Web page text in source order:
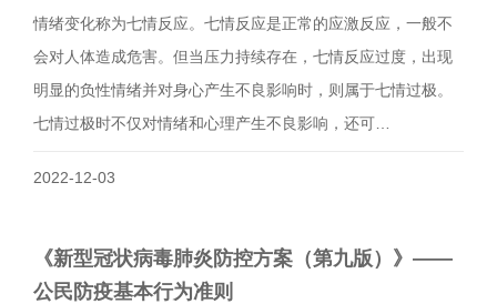
情绪变化称为七情反应。七情反应是正常的应激反应，一般不
会对人体造成危害。但当压力持续存在，七情反应过度，出现
明显的负性情绪并对身心产生不良影响时，则属于七情过极。
七情过极时不仅对情绪和心理产生不良影响，还可…
2022-12-03
《新型冠状病毒肺炎防控方案（第九版）》——
公民防疫基本行为准则